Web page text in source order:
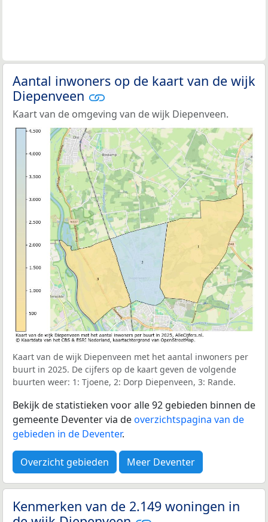
Aantal inwoners op de kaart van de wijk
Diepenveen
Kaart van de omgeving van de wijk Diepenveen.
Kaart van de wijk Diepenveen met het aantal inwoners per
buurt in 2025. De cijfers op de kaart geven de volgende
buurten weer: 1: Tjoene, 2: Dorp Diepenveen, 3: Rande.
Bekijk de statistieken voor alle 92 gebieden binnen de
gemeente Deventer via deoverzichtspagina van de
gebieden in de Deventer.
Overzicht gebieden Meer Deventer
Kenmerken van de 2.149 woningen in